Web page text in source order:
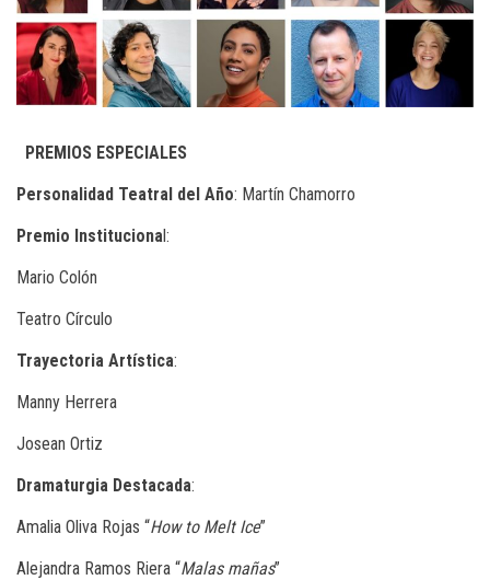
PREMIOS ESPECIALES
Personalidad Teatral del Año: Martín Chamorro
Premio Institucional:
Mario Colón
Teatro Círculo
Trayectoria Artística:
Manny Herrera
Josean Ortiz
Dramaturgia Destacada:
Amalia Oliva Rojas “How to Melt Ice”
Alejandra Ramos Riera “Malas mañas”